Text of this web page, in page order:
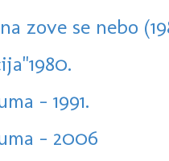
zove se nebo
- 1991.
- 2006